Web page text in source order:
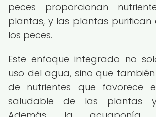
peces proporcionan
plantas, y las plantas
los peces.
Este enfoque integrado no
uso del agua, sino que
de nutrientes que favorece
saludable de las plantas